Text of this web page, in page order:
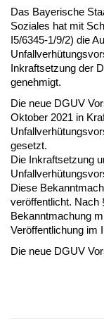
Das Bayerische
Soziales hat mit
I5/6345-1/9/2) die
Inkraftsetzung der
genehmigt.
Die neue DGUV
Oktober 2021 in
gesetzt.
Die Inkraftsetzung
Diese
veröffentlicht. Nach
Bekanntmachung
Veröffentlichung im
Die neue DGUV